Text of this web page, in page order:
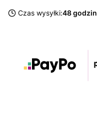
Czas wysyłki:48 godzin